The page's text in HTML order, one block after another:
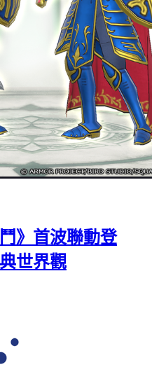
》首波聯動登
世界觀